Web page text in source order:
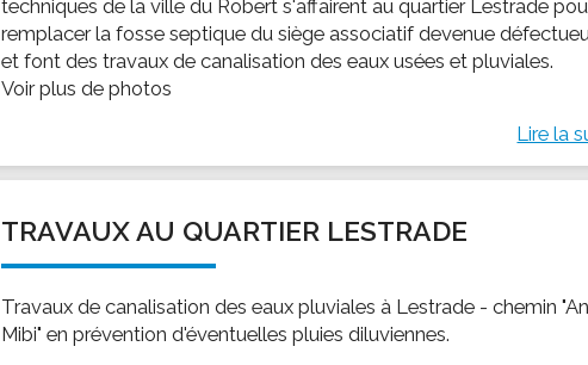
techniques de la ville du Robert s'affairent au quartier Lestrade
remplacer la fosse septique du siège associatif devenue
et font des travaux de canalisation des eaux usées et pluviales.
Voir plus de photos
Lire la
TRAVAUX AU QUARTIER LESTRADE
Travaux de canalisation des eaux pluviales à Lestrade - chemin "An
Mibi" en prévention d'éventuelles pluies diluviennes.